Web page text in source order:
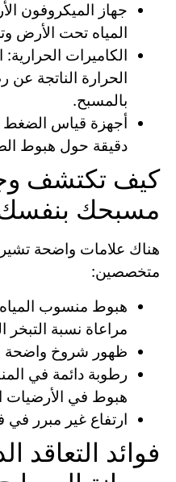
جهاز الميكروفون
المياه تحت الأرض
الكاميرات
الحرارة الناتجة عن
بالمسبح.
أجهزة قياس الضغط
دقيقة حول هبوط
كيف تكتشف
مسبحك
هناك علامات واضحة
متخصصين:
مراعاة نسبة التبخر
ظهور شروخ واضحة
رطوبة دائمة في
هبوط في الأرضيات
ارتفاع غير مبرر في
فوائد